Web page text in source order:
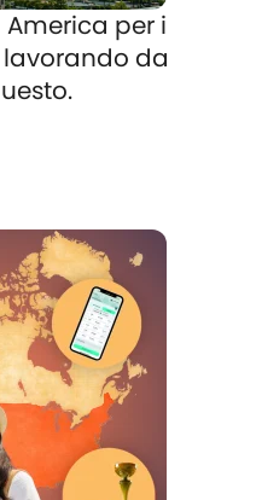
per i
lavorando da